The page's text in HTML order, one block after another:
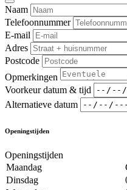
Naam
Telefoonnummer
E-mail
Adres
Postcode
Opmerkingen
Voorkeur datum & tijd
Alternatieve datum
Openingstijden
Openingstijden
Maandag
Dinsdag